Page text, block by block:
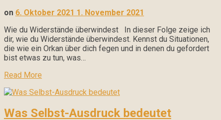
on 6. Oktober 2021 1. November 2021
Wie du Widerstände überwindest In dieser Folge zeige ich
dir, wie du Widerstände überwindest. Kennst du Situationen,
die wie ein Orkan über dich fegen und in denen du gefordert
bist etwas zu tun, was…
Read More
Was Selbst-Ausdruck bedeutet